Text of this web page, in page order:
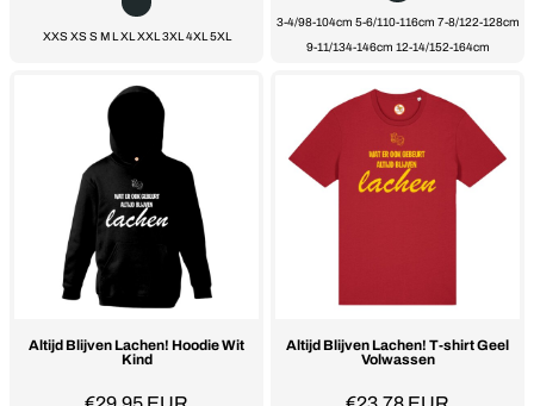
XXS XS S M L XL XXL 3XL 4XL 5XL
3-4/98-104cm 5-6/110-116cm 7-8/122-128cm
9-11/134-146cm 12-14/152-164cm
Altijd Blijven Lachen! Hoodie Wit
Kind
Altijd Blijven Lachen! T-shirt Geel
Volwassen